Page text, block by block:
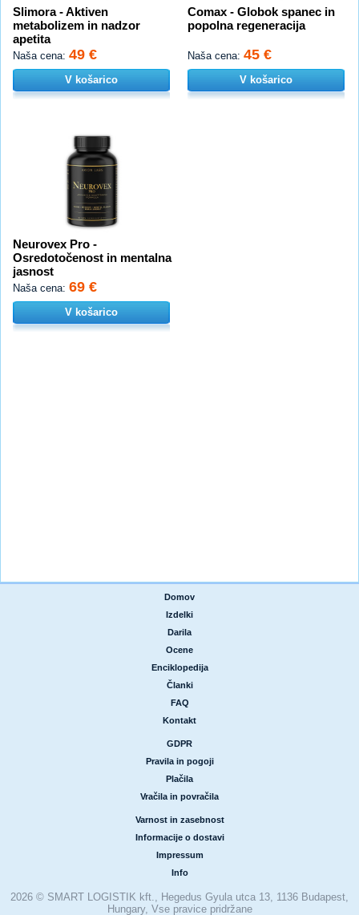
Slimora - Aktiven
metabolizem in nadzor
apetita
Naša cena: 49 €
V košarico
Comax - Globok spanec in
popolna regeneracija
Naša cena: 45 €
V košarico
Neurovex Pro -
Osredotočenost in mentalna
jasnost
Naša cena: 69 €
V košarico
Domov
Izdelki
Darila
Ocene
Enciklopedija
Članki
FAQ
Kontakt
GDPR
Pravila in pogoji
Plačila
Vračila in povračila
Varnost in zasebnost
Informacije o dostavi
Impressum
Info
2026 © SMART LOGISTIK kft., Hegedus Gyula utca 13, 1136 Budapest,
Hungary, Vse pravice pridržane